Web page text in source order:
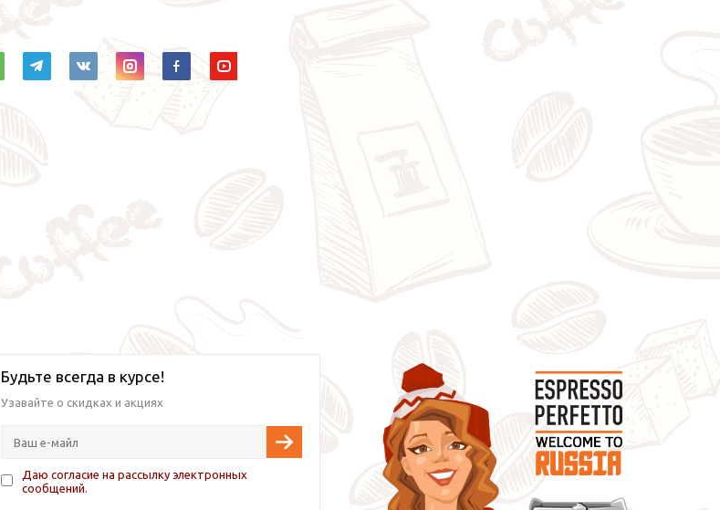
Будьте всегда в курсе!
Узавайте о скидках и акциях
Даю согласие на рассылку электронных
сообщений.